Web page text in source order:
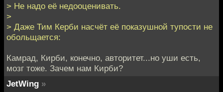
> Не надо её недооценивать.
>
> Даже Тим Керби насчёт её показушной тупости не
обольщается:
Камрад, Кирби, конечно, авторитет...но уши есть,
мозг тоже. Зачем нам Кирби?
JetWing »